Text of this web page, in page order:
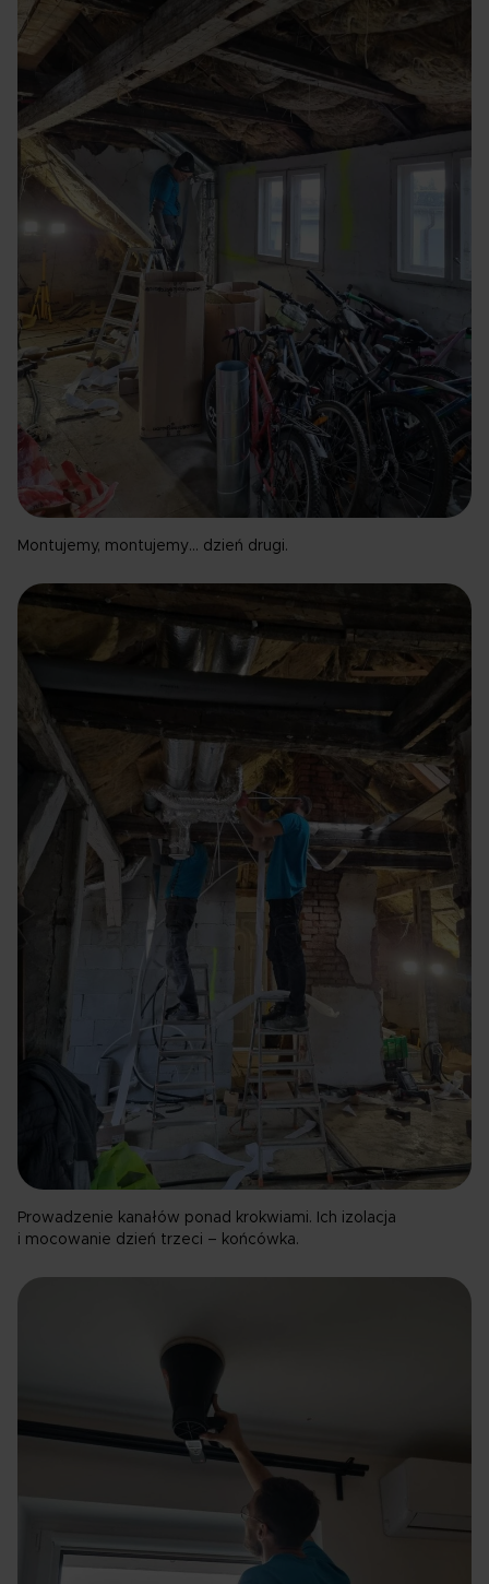
Montujemy, montujemy… dzień drugi.
Prowadzenie kanałów ponad krokwiami. Ich izolacja
i mocowanie dzień trzeci – końcówka.